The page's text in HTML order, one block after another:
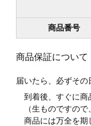
商品番号
商品保証について
届いたら、必ずそ
到着後、すぐに商
（生ものですの
商品には万全を期